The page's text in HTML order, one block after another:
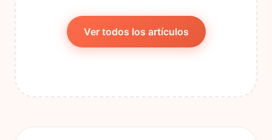
Ver todos los artículos